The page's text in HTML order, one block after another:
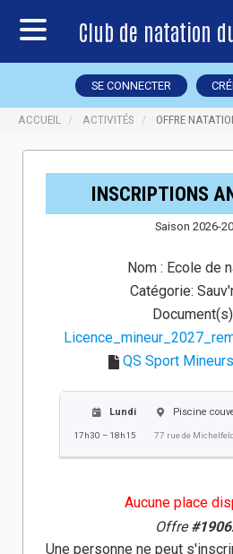
Club de natation
SE CONNECTER
ACCUEIL ACTIVITÉS OFFRE
INSCRIPTIONS
Saison 2026-
Nom : Ecole de
Catégorie:
QS Sport
Lundi
17h30 – 18h15
Piscine couverte
Aucune place
Offre
Une personne ne peut